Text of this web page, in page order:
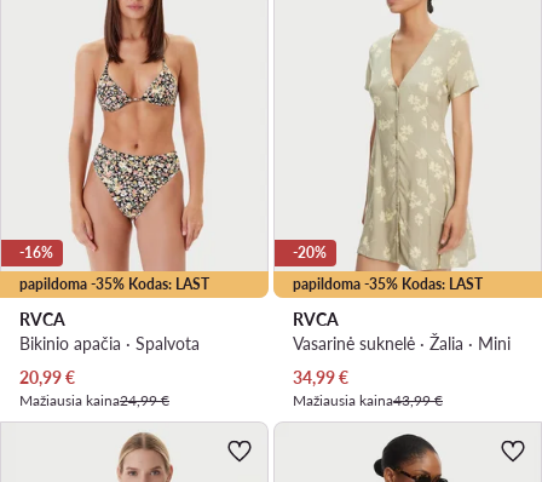
papildoma -35% Kodas: LAST
-16%
RVCA
Bikinio apačia · Spalvota
Dabartinė kaina
20,99€
Mažiausia kaina24,99 €
papildoma -35% Kodas: LAST
-20%
RVCA
Vasarinė suknelė · Žalia · Mini
Dabartinė kaina
34,99€
Mažiausia kaina43,99 €